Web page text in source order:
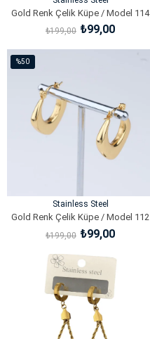
Gold Renk Çelik Küpe / Model 114
₺99,00
₺199,00
SEPETE EKLE
%50
%50İndirim
Stainless Steel
Gold Renk Çelik Küpe / Model 112
₺99,00
₺199,00
SEPETE EKLE